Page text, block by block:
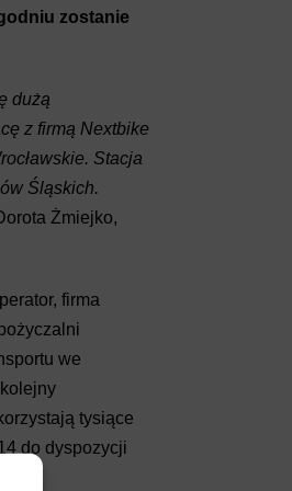
zostanie
dużą
z firmą Nextbike
Stacja
Śląskich.
Żmiejko,
firma
we
tysiące
do dyspozycji